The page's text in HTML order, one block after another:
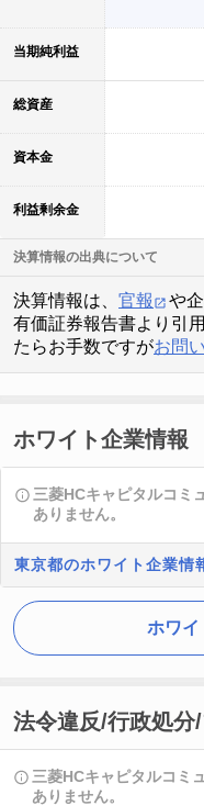
当期純利益
総資産
資本金
利益剰余金
決算情報の出典について
決算情報は、 官報
や
有価証券報告書より引
たらお手数ですがお問
ホワイト企業情報
三菱HCキャピタルコミ
ありません。
東京都のホワイト企業情
ホワイ
法令違反/行政処分
三菱HCキャピタルコミ
ありません。